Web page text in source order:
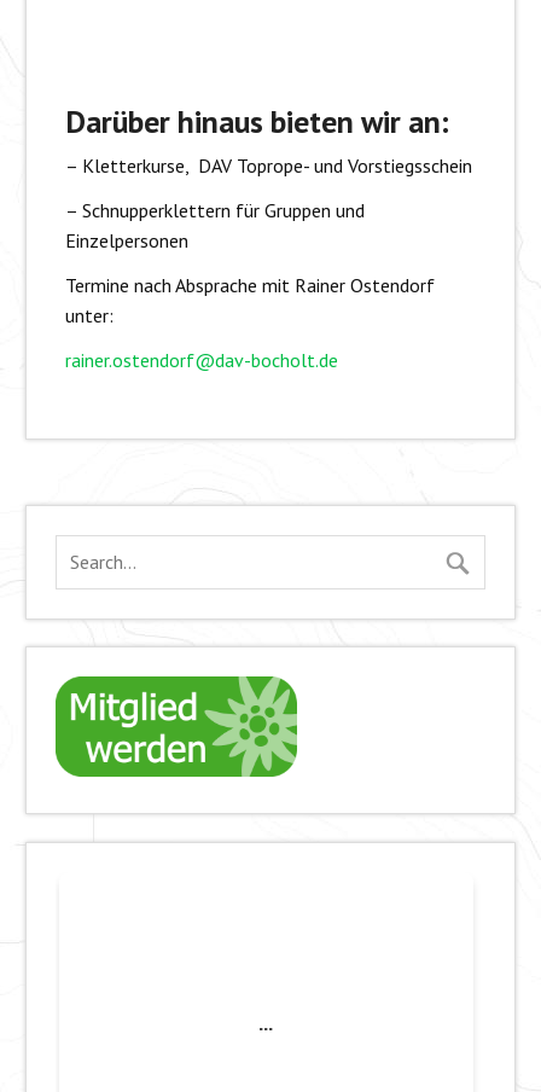
Darüber hinaus bieten wir an:
– Kletterkurse, DAV Toprope- und Vorstiegsschein
– Schnupperklettern für Gruppen und
Einzelpersonen
Termine nach Absprache mit Rainer Ostendorf
unter:
rainer.ostendorf@dav-bocholt.de